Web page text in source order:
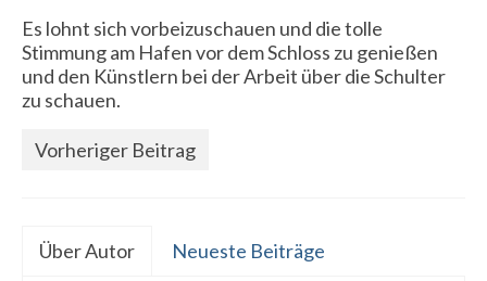
Es lohnt sich vorbeizuschauen und die tolle
Stimmung am Hafen vor dem Schloss zu genießen
und den Künstlern bei der Arbeit über die Schulter
zu schauen.
Vorheriger Beitrag
Über Autor Neueste Beiträge